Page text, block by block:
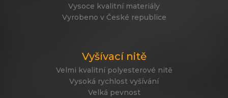
Vysoce kvalitní materiály
Vyrobeno v České republice
Vyšívací nitě
Velmi kvalitní polyesterové nitě
Vysoká rychlost vyšívání
Velká pevnost